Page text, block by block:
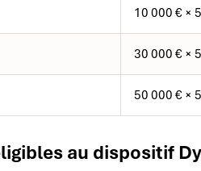
10 000 € ×
30 000 € ×
50 000 € ×
au dispositif